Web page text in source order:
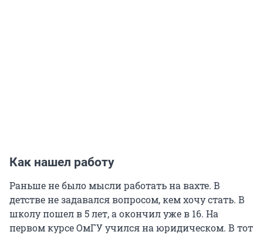
Как нашел работу
Раньше не было мысли работать на вахте. В
детстве не задавался вопросом, кем хочу стать. В
школу пошел в 5 лет, а окончил уже в 16. На
первом курсе ОмГУ учился на юридическом. В тот